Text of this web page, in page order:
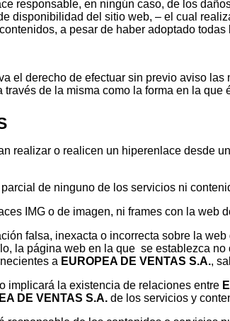
responsable, en ningún caso, de los
disponibilidad del sitio web, – el cual
a pesar de haber adoptado
el derecho de efectuar sin previo aviso
de la misma como la forma en la
realizar o realicen un hiperenlace desde
de ninguno de los servicios ni
IMG o de imagen, ni frames con la web
falsa, inexacta o incorrecta sobre la web
la página web en la que se establezca
a EUROPEA DE VENTAS S.A.,
implicará la existencia de relaciones entre
DE VENTAS S.A. de los servicios y